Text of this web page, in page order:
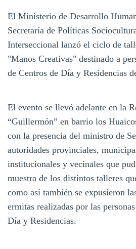
El Ministerio de Desarrollo
Secretaría de Políticas
Interseccional lanzó el ciclo de
"Manos Creativas" destinado a
de Centros de Día y Residencias
El evento se llevó adelante en la
“Guillermón” en barrio los
con la presencia del ministro de
autoridades provinciales,
institucionales y vecinales que
muestra de los distintos talleres
como así también se expusieron
ermitas realizadas por las
Día y Residencias.